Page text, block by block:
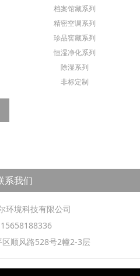
档案馆藏系列
精密空调系列
珍品窖藏系列
恒湿净化系列
除湿系列
非标定制
系我们
环境科技有限公司
顺风路528号2幢2-3层